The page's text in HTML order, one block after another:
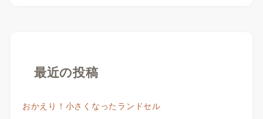
最近の投稿
おかえり！小さくなったランドセル